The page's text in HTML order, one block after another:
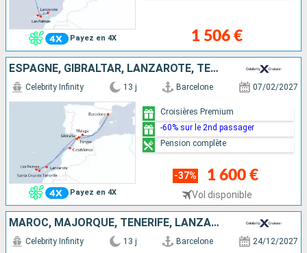
Payez en 4X 1 506 €
ESPAGNE, GIBRALTAR, LANZAROTE, TENERIFE, MAJORQUE, MAROC
Payez en 4X
Celebrity Infinity 13 j Barcelone 07/02/2027
-37% 1 600 €
Vol disponible
Croisières Premium
-60% sur le 2nd passager
Pension complète
MAROC, MAJORQUE, TENERIFE, LANZAROTE, GIBRALTAR, ESPAGNE
Celebrity Infinity 13 j Barcelone 24/12/2027